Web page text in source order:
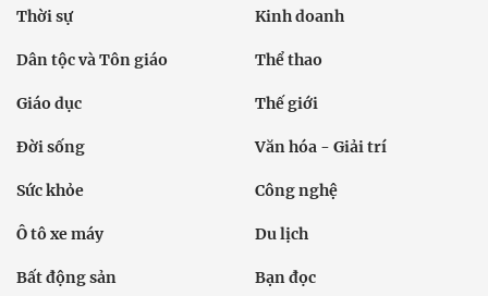
Thời sự Kinh doanh
Dân tộc và Tôn giáo Thể thao
Giáo dục Thế giới
Đời sống Văn hóa - Giải trí
Sức khỏe Công nghệ
Ô tô xe máy Du lịch
Bất động sản Bạn đọc